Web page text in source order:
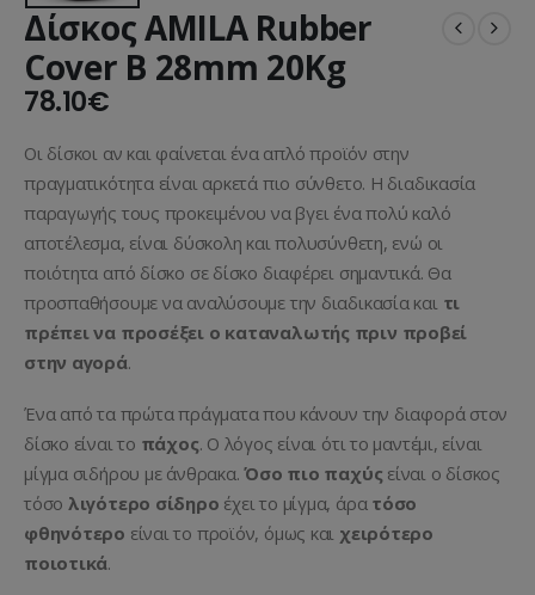
Δίσκος AMILA Rubber
Cover B 28mm 20Kg
78.10€
Οι δίσκοι αν και φαίνεται ένα απλό προϊόν στην
πραγματικότητα είναι αρκετά πιο σύνθετο. Η διαδικασία
παραγωγής τους προκειμένου να βγει ένα πολύ καλό
αποτέλεσμα, είναι δύσκολη και πολυσύνθετη, ενώ οι
ποιότητα από δίσκο σε δίσκο διαφέρει σημαντικά. Θα
προσπαθήσουμε να αναλύσουμε την διαδικασία και τι
πρέπει να προσέξει ο καταναλωτής πριν προβεί
στην αγορά.
Ένα από τα πρώτα πράγματα που κάνουν την διαφορά στον
δίσκο είναι το πάχος. Ο λόγος είναι ότι το μαντέμι, είναι
μίγμα σιδήρου με άνθρακα.Όσο πιο παχύς είναι ο δίσκος
τόσο λιγότερο σίδηρο έχει το μίγμα, άρα τόσο
φθηνότερο είναι το προϊόν, όμως και χειρότερο
ποιοτικά.